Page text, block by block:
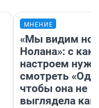
МНЕНИЕ
«Мы видим
Нолана»: с
настроем
смотреть
чтобы она не
выглядела как